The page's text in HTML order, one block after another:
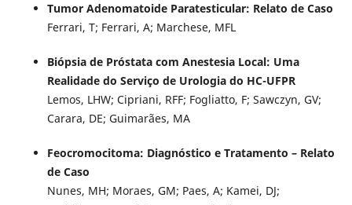
Tumor Adenomatoide Paratesticular: Relato de Caso
Ferrari, T; Ferrari, A; Marchese, MFL
Biópsia de Próstata com Anestesia Local: Uma
Realidade do Serviço de Urologia do HC-UFPR
Lemos, LHW; Cipriani, RFF; Fogliatto, F; Sawczyn, GV;
Carara, DE; Guimarães, MA
Feocromocitoma: Diagnóstico e Tratamento – Relato
de Caso
Nunes, MH; Moraes, GM; Paes, A; Kamei, DJ;